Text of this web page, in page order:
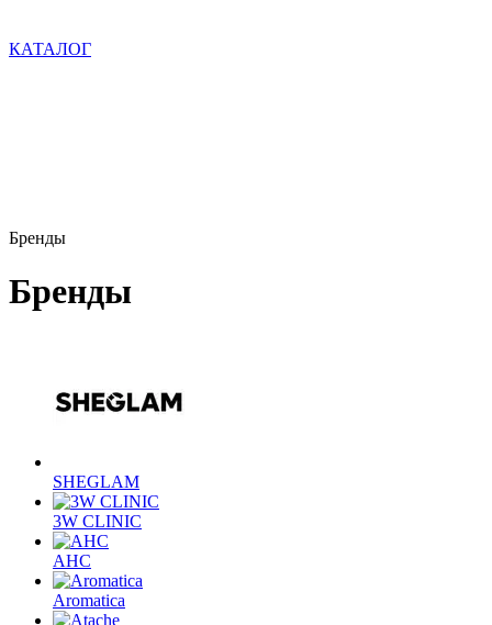
КАТАЛОГ
Бренды
Бренды
SHEGLAM
3W CLINIC
AHC
Aromatica